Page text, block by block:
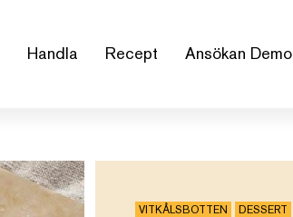
Handla Recept Ansökan
VITKÅLSBOTTEN DESSERT